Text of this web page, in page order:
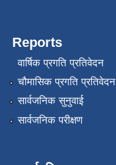
Reports
वार्षिक प्रगति प्रतिवेदन
चौमासिक प्रगति प्रतिवेदन
सार्वजनिक सुनुवाई
सार्वजनिक परीक्षण